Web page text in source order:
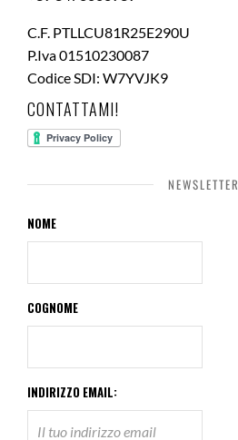
C.F. PTLLCU81R25E290U
P.Iva 01510230087
Codice SDI: W7YVJK9
CONTATTAMI!
NEWSLETTER
NOME
COGNOME
INDIRIZZO EMAIL: